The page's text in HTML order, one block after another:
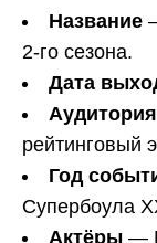
Название
2-го сезона.
Дата
Аудитория
рейтинговый
Год
Супербоула
Актёры —